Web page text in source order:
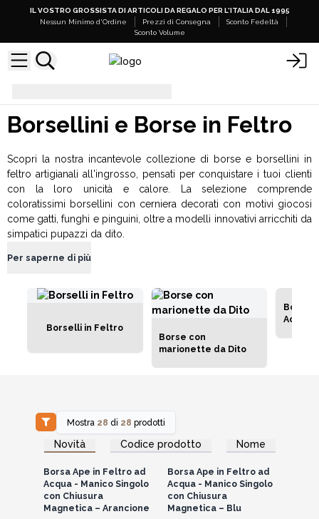
IL VOSTRO GROSSISTA DI ARTICOLI DA REGALO PER L'ITALIA DAL 1995
Nessun Minimo d'Ordine
Prezzi di Consegna
Sconto Fedeltà
Sconto Volume
Borsellini e Borse in Feltro
Scopri la nostra incantevole collezione di borse e borsellini in
feltro artigianali all'ingrosso, pensati per conquistare i tuoi clienti
con la loro unicità e calore. La selezione comprende
coloratissimi borsellini con cerniera decorati con motivi giocosi
come gatti, funghi e pinguini, oltre a modelli innovativi arricchiti da
simpatici pupazzi da dito.
Per saperne di più
Borselli in Feltro
Borse con
marionette da Dito
Borse
Acqua
Mostra 28 di 28 prodotti
Novità Codice prodotto Nome
Accedi per vedere
i prezzi all'ingrosso
Borsa Ape in Feltro ad
Acqua - Manico Singolo
con Chiusura
Magnetica – Arancione
Accedi per vedere
i prezzi all'ingrosso
Borsa Ape in Feltro ad
Acqua - Manico Singolo
con Chiusura
Magnetica – Blu